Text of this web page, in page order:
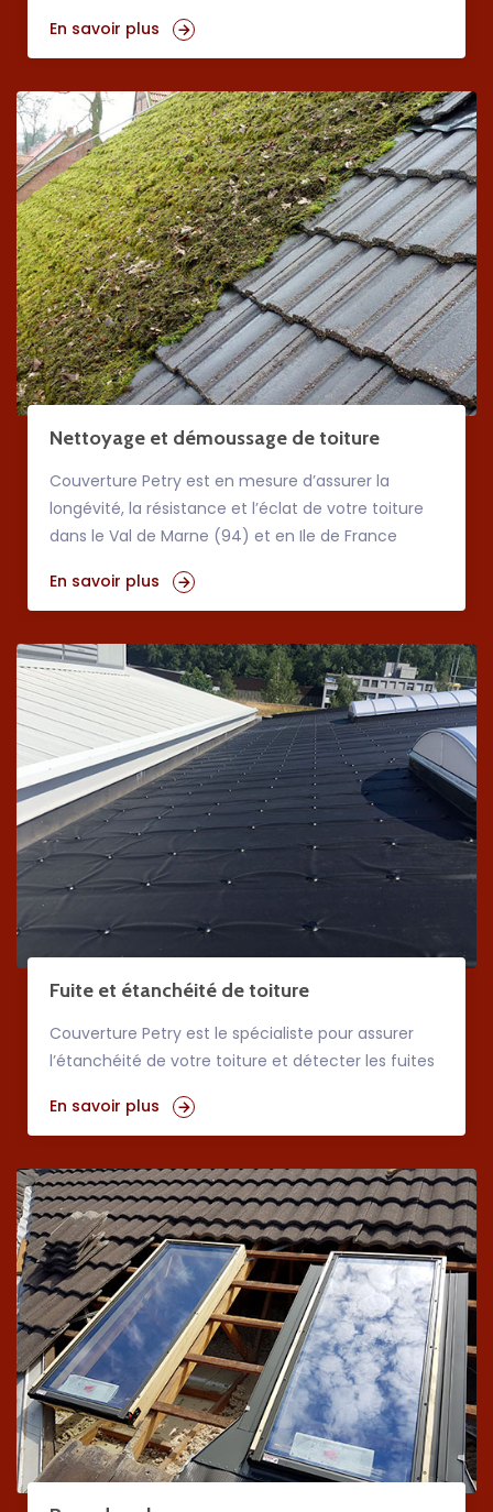
En savoir plus
Nettoyage et démoussage de toiture
Couverture Petry est en mesure d’assurer la
longévité, la résistance et l’éclat de votre toiture
dans le Val de Marne (94) et en Ile de France
En savoir plus
Fuite et étanchéité de toiture
Couverture Petry est le spécialiste pour assurer
l’étanchéité de votre toiture et détecter les fuites
En savoir plus